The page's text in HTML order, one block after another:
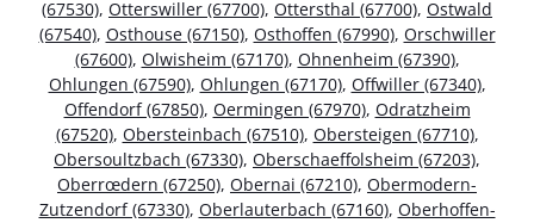
(67530), Otterswiller (67700), Ottersthal (67700), Ostwald
(67540), Osthouse (67150), Osthoffen (67990), Orschwiller
(67600), Olwisheim (67170), Ohnenheim (67390),
Ohlungen (67590), Ohlungen (67170), Offwiller (67340),
Offendorf (67850), Oermingen (67970), Odratzheim
(67520), Obersteinbach (67510), Obersteigen (67710),
Obersoultzbach (67330), Oberschaeffolsheim (67203),
Oberrœdern (67250), Obernai (67210), Obermodern-
Zutzendorf (67330), Oberlauterbach (67160), Oberhoffen-